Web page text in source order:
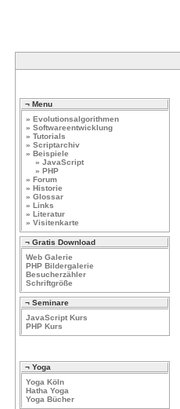
¬ Menu
» Evolutionsalgorithmen
» Softwareentwicklung
» Tutorials
» Scriptarchiv
» Beispiele
» JavaScript
» PHP
» Forum
» Historie
» Glossar
» Links
» Literatur
» Visitenkarte
¬ Gratis Download
Web Galerie
PHP Bildergalerie
Besucherzähler
Schriftgröße
¬ Seminare
JavaScript Kurs
PHP Kurs
¬ Yoga
Yoga Köln
Hatha Yoga
Yoga Bücher